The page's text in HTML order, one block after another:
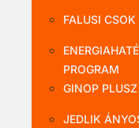
FALUSI
PROGRAM
GINOP
JEDLIK